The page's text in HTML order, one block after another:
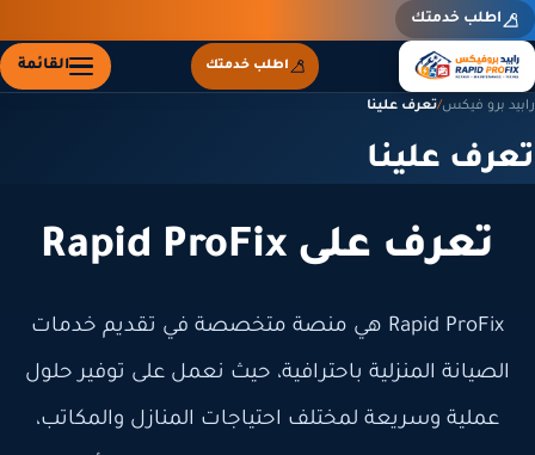
اطلب خدمتك
اطلب خدمتك القائمة
رابيد برو فيكس/تعرف علينا
تعرف علينا
تعرف على Rapid ProFix
Rapid ProFix هي منصة متخصصة في تقديم خدمات
الصيانة المنزلية باحترافية، حيث نعمل على توفير حلول
عملية وسريعة لمختلف احتياجات المنازل والمكاتب،